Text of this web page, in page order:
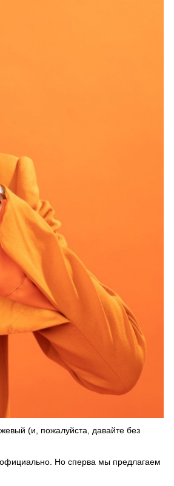
(и, пожалуйста, давайте без
Но сперва мы предлагаем